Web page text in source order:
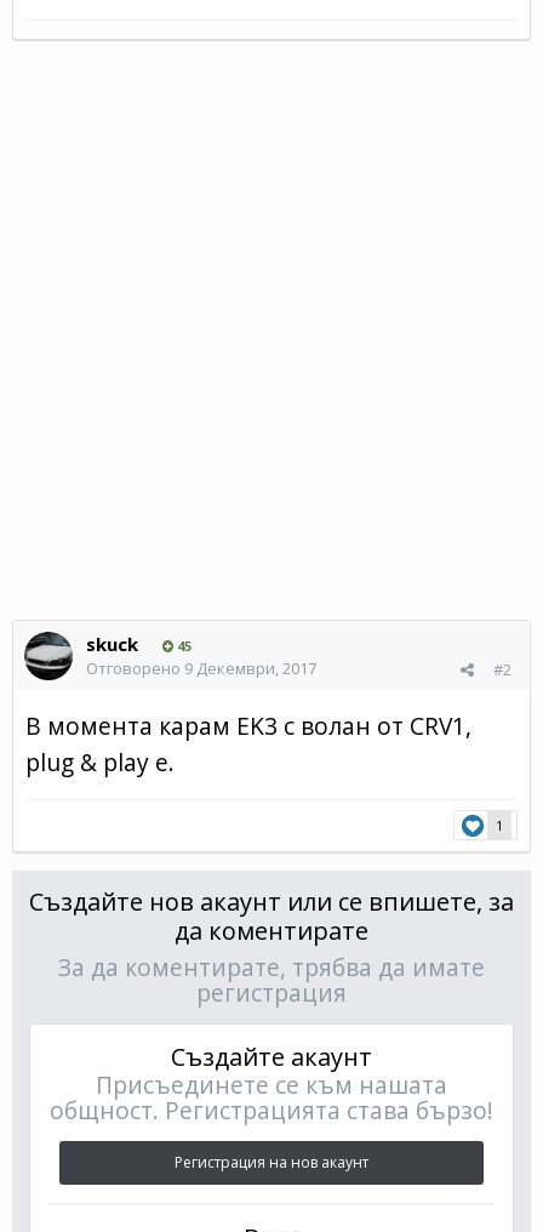
skuck 45
#2
Отговорено 9 Декември, 2017
В момента карам EK3 с волан от CRV1,
plug & play e.
1
Създайте нов акаунт или се впишете, за
да коментирате
За да коментирате, трябва да имате
регистрация
Създайте акаунт
Присъединете се към нашата
общност. Регистрацията става бързо!
Регистрация на нов акаунт